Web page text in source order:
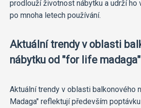
prodlouží životnost nábytku a udrží ho
po mnoha letech používání.
Aktuální trendy v oblasti
nábytku od "for life madaga"
Aktuální trendy v oblasti balkonového
Madaga" reflektují především